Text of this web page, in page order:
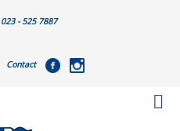
023 - 525 7887
Contact